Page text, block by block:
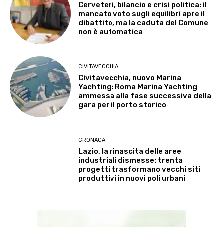
Cerveteri, bilancio e crisi politica: il
mancato voto sugli equilibri apre il
dibattito, ma la caduta del Comune
non è automatica
CIVITAVECCHIA
Civitavecchia, nuovo Marina
Yachting: Roma Marina Yachting
ammessa alla fase successiva della
gara per il porto storico
CRONACA
Lazio, la rinascita delle aree
industriali dismesse: trenta
progetti trasformano vecchi siti
produttivi in nuovi poli urbani